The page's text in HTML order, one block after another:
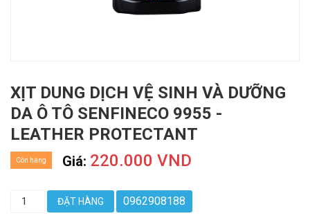
XỊT DUNG DỊCH VỆ SINH VÀ DƯỠNG
DA Ô TÔ SENFINECO 9955 -
LEATHER PROTECTANT
Giá: 220.000 VND
Còn hàng
ĐẶT HÀNG 0962908188